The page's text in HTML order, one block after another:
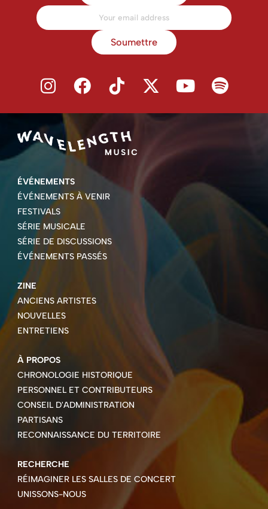
Soumettre
ÉVÉNEMENTS
ÉVÉNEMENTS À VENIR
FESTIVALS
SÉRIE MUSICALE
SÉRIE DE DISCUSSIONS
ÉVÉNEMENTS PASSÉS
ZINE
ANCIENS ARTISTES
NOUVELLES
ENTRETIENS
À PROPOS
CHRONOLOGIE HISTORIQUE
PERSONNEL ET CONTRIBUTEURS
CONSEIL D'ADMINISTRATION
PARTISANS
RECONNAISSANCE DU TERRITOIRE
RECHERCHE
RÉIMAGINER LES SALLES DE CONCERT
UNISSONS-NOUS